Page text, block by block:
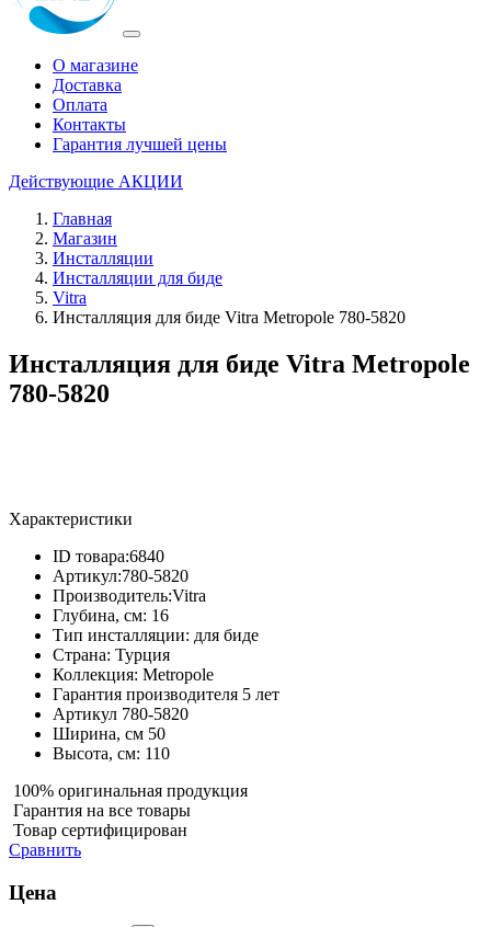
О магазине
Доставка
Оплата
Контакты
Гарантия лучшей цены
Действующие АКЦИИ
Главная
Магазин
Инсталляции
Инсталляции для биде
Vitra
Инсталляция для биде Vitra Metropole 780-5820
Инсталляция для биде Vitra Metropole
780-5820
Характеристики
ID товара:6840
Артикул:780-5820
Производитель:Vitra
Глубина, см: 16
Тип инсталляции: для биде
Страна: Турция
Коллекция: Metropole
Гарантия производителя 5 лет
Артикул 780-5820
Ширина, см 50
Высота, см: 110
100% оригинальная продукция
Гарантия на все товары
Товар сертифицирован
Сравнить
Цена